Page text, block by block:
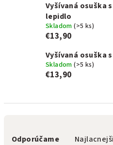
Vyšívaná osuška
lepidlo
Skladom(>5 ks)
€13,90
Vyšívaná osuška
Skladom(>5 ks)
€13,90
Odporúčame